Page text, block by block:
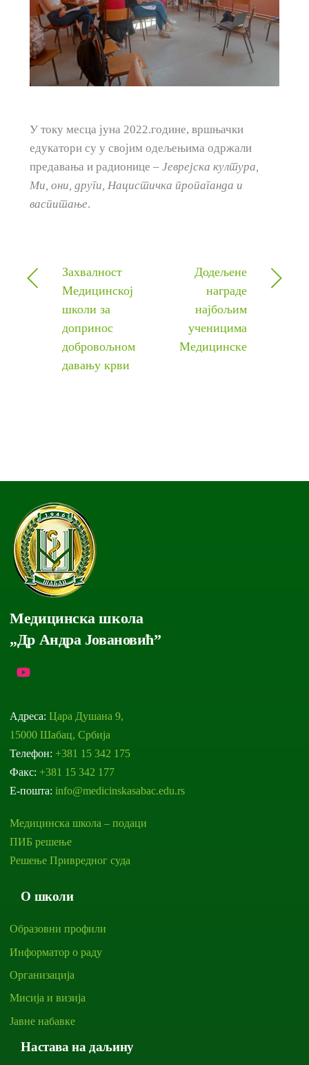
У току месца јуна 2022.године, вршњачки
едукатори су у својим одељењима одржали
предавања и радионице – Јеврејска култура,
Ми, они, други, Нацистичка пропаганда и
васпитање.
Захвалност
Медицинској
школи за
допринос
добровољном
давању крви
Додељене
награде
најбољим
ученицима
Медицинске
Медицинска школа
„Др Андра Јовановић”
Адреса:Цара Душана 9,
15000 Шабац, Србија
Телефон: +381 15 342 175
Факс: +381 15 342 177
Е-пошта:info@medicinskasabac.edu.rs
Медицинска школа – подаци
ПИБ решење
Решење Привредног суда
О школи
Образовни профили
Информатор о раду
Организација
Мисија и визија
Јавне набавке
Настава на даљину